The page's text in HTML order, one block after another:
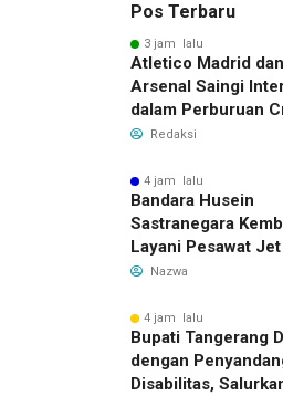
Pos Terbaru
3 jam lalu
Atletico Madrid dan
Arsenal Saingi
dalam Perburuan
Romero, Transfer
Redaksi
4 jam lalu
Bandara Husein
Sastranegara
Layani Pesawat
14 Agustus 2026,
Bandung-Denpasar
Nazwa
4 jam lalu
Bupati Tangerang
dengan
Disabilitas,